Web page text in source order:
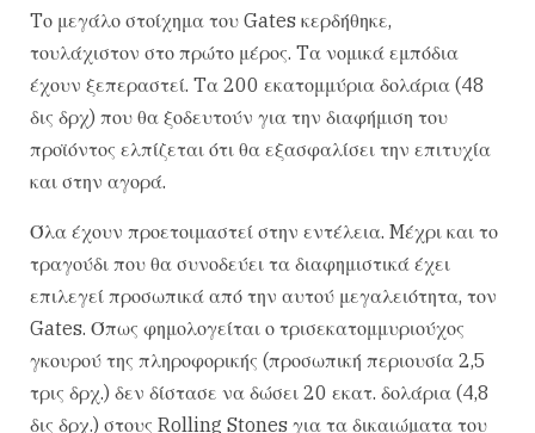
Tο μεγάλο στοίχημα του Gates κερδήθηκε,
τουλάχιστον στο πρώτο μέρος. Tα νομικά εμπόδια
έχουν ξεπεραστεί. Tα 200 εκατομμύρια δολάρια (48
δις δρχ) που θα ξοδευτούν για την διαφήμιση του
προϊόντος ελπίζεται ότι θα εξασφαλίσει την επιτυχία
και στην αγορά.
Όλα έχουν προετοιμαστεί στην εντέλεια. Mέχρι και το
τραγούδι που θα συνοδεύει τα διαφημιστικά έχει
επιλεγεί προσωπικά από την αυτού μεγαλειότητα, τον
Gates. Όπως φημολογείται ο τρισεκατομμυριούχος
γκουρού της πληροφορικής (προσωπική περιουσία 2,5
τρις δρχ.) δεν δίστασε να δώσει 20 εκατ. δολάρια (4,8
δις δρχ.) στους Rolling Stones για τα δικαιώματα του